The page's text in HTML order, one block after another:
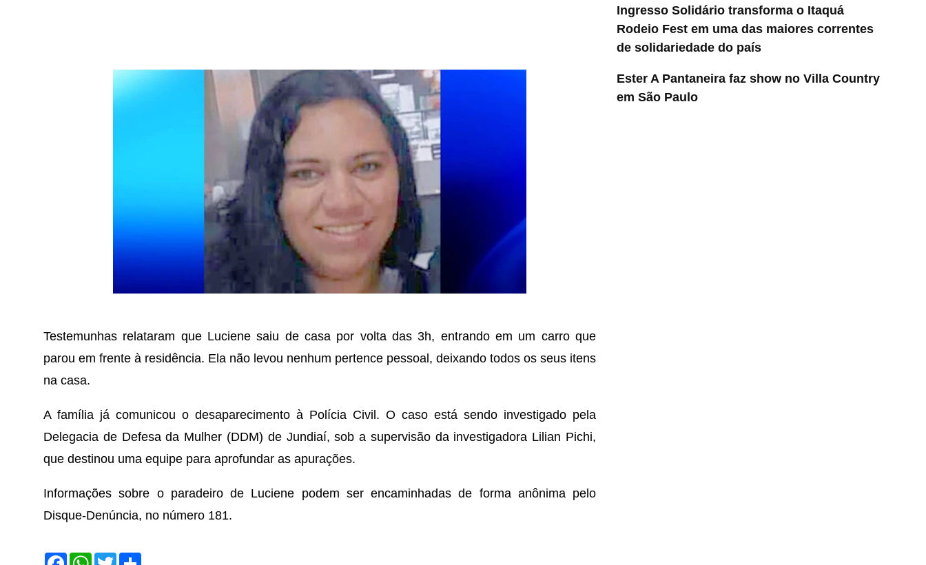
Testemunhas relataram que Luciene saiu de casa por volta das 3h, entrando em um carro que
parou em frente à residência. Ela não levou nenhum pertence pessoal, deixando todos os seus itens
na casa.
A família já comunicou o desaparecimento à Polícia Civil. O caso está sendo investigado pela
Delegacia de Defesa da Mulher (DDM) de Jundiaí, sob a supervisão da investigadora Lilian Pichi,
que destinou uma equipe para aprofundar as apurações.
Informações sobre o paradeiro de Luciene podem ser encaminhadas de forma anônima pelo
Disque-Denúncia, no número 181.
F
W
T
Ingresso Solidário transforma o Itaquá
Rodeio Fest em uma das maiores correntes
de solidariedade do país
Ester A Pantaneira faz show no Villa Country
em São Paulo